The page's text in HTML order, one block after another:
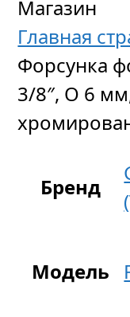
Магазин
Главная
Форсунка
3/8″, O 6
Бренд
Модель